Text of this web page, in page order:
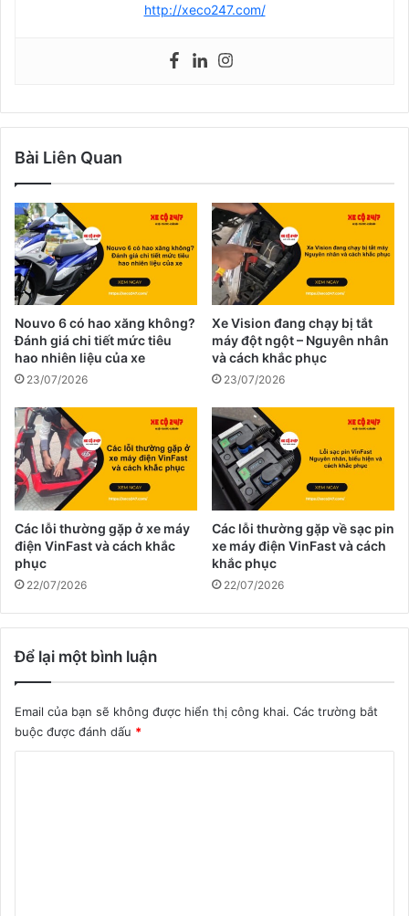
http://xeco247.com/
Bài Liên Quan
Nouvo 6 có hao xăng không?
Đánh giá chi tiết mức tiêu
hao nhiên liệu của xe
23/07/2026
Xe Vision đang chạy bị tắt
máy đột ngột – Nguyên nhân
và cách khắc phục
23/07/2026
Các lỗi thường gặp ở xe máy
điện VinFast và cách khắc
phục
22/07/2026
Các lỗi thường gặp về sạc pin
xe máy điện VinFast và cách
khắc phục
22/07/2026
Để lại một bình luận
Email của bạn sẽ không được hiển thị công khai. Các trường bắt
buộc được đánh dấu *